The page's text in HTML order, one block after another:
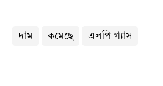
দাম কমেছে এলপি গ্যাস